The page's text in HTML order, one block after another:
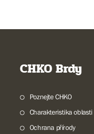
CHKO Brdy
Poznejte CHKO
Charakteristika oblasti
Ochrana přírody